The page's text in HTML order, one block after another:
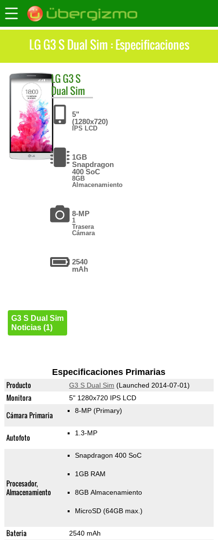
LG G3 S Dual Sim : Especificaciones
LG G3 S
Dual Sim
5"
(1280x720)
IPS LCD
1GB
Snapdragon
400 SoC
8GB
Almacenamiento
8-MP
1
Trasera
Cámara
2540
mAh
G3 S Dual Sim
Noticias (1)
Especificaciones Primarias
Producto G3 S Dual Sim (Launched 2014-07-01)
Monitora 5" 1280x720 IPS LCD
Cámara Primaria 8-MP (Primary)
Autofoto 1.3-MP
Procesador,
Almacenamiento
Snapdragon 400 SoC
1GB RAM
8GB Almacenamiento
MicroSD (64GB max.)
Bateria 2540 mAh